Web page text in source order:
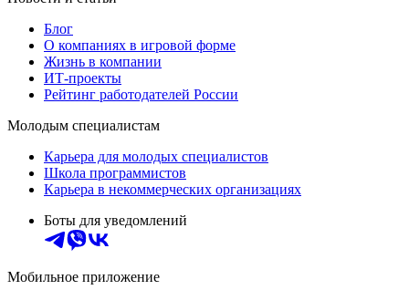
Блог
О компаниях в игровой форме
Жизнь в компании
ИТ-проекты
Рейтинг работодателей России
Молодым специалистам
Карьера для молодых специалистов
Школа программистов
Карьера в некоммерческих организациях
Боты для уведомлений
Мобильное приложение